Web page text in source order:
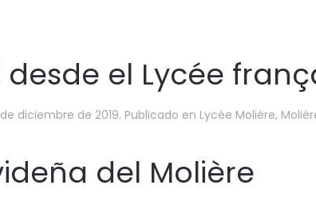
desde el Lycée
diciembre de 2019. Publicado en Lycée Molière,
del Molière